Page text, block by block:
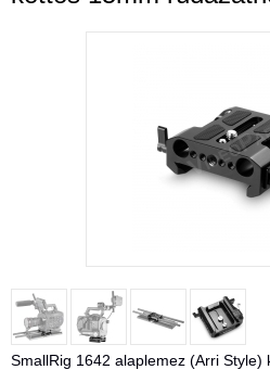
SmallRig 1642 alaplemez (Arri